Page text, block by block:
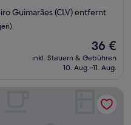
Guimarães (CLV) entfernt
Der
Preis
beträgt
36 €
inkl. Steuern & Gebühren
10. Aug.–11. Aug.